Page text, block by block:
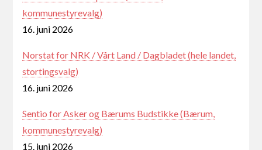
kommunestyrevalg)
16. juni 2026
Norstat for NRK / Vårt Land / Dagbladet (hele landet,
stortingsvalg)
16. juni 2026
Sentio for Asker og Bærums Budstikke (Bærum,
kommunestyrevalg)
15. juni 2026